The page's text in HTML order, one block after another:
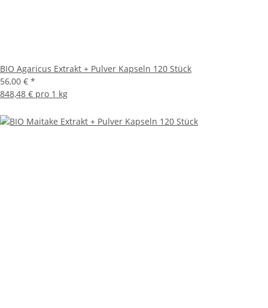
BIO Agaricus Extrakt + Pulver Kapseln 120 Stück
56,00 € *
848,48 € pro 1 kg